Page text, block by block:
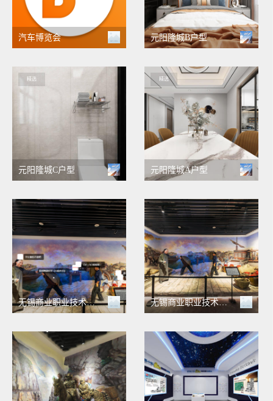
汽车博览会 元阳隆城B户型
精选
元阳隆城C户型
精选
元阳隆城A户型
无锡商业职业技术学院 商文化研习馆整体VR全景 无锡商业职业技术学院 吴文化研习馆